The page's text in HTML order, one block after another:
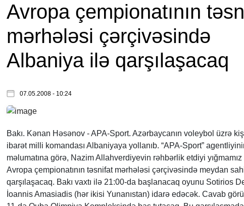
Avropa çempionatının
mərhələsi çərçivəsində
Albaniya ilə qarşılaşacaq
07.05.2008 - 10:24
Bakı. Kənan Həsənov -APA-Sport. Azərbaycanın voleybol üzrə
ibarət milli komandası Albaniyaya yollanıb. “APA-Sport”
məlumatına görə, Nazim Allahverdiyevin rəhbərlik etdiyi
Avropa çempionatının təsnifat mərhələsi çərçivəsində meydan
qarşılaşacaq. Bakı vaxtı ilə 21:00-da başlanacaq oyunu Sotirios
İoannis Amasiadis (hər ikisi Yunanıstan) idarə edəcək. Cavab